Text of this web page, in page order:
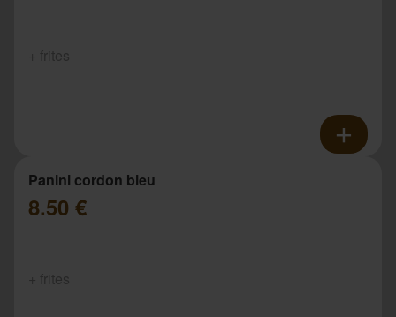
Panini cordon bleu
8.50 €